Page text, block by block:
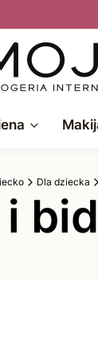
Dla dziecka